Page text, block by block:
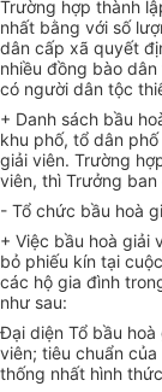
Trường hợp thành
nhất bằng với số
dân cấp xã quyết
nhiều đồng bào
có người dân tộc
+ Danh sách bầu
khu phố, tổ dân
giải viên. Trường
viên, thì Trưởng
- Tổ chức bầu hoà
+ Việc bầu hoà giải
bỏ phiếu kín tại
các hộ gia đình
như sau:
Đại diện Tổ bầu
viên; tiêu chuẩn
thống nhất hình